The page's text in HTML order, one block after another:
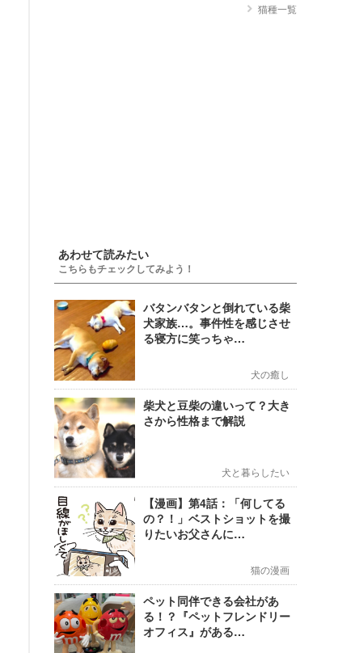
猫種一覧
あわせて読みたい
こちらもチェックしてみよう！
バタンバタンと倒れている柴
犬家族…。事件性を感じさせ
る寝方に笑っちゃ…
犬の癒し
柴犬と豆柴の違いって？大き
さから性格まで解説
犬と暮らしたい
【漫画】第4話：「何してる
の？！」ベストショットを撮
りたいお父さんに…
猫の漫画
ペット同伴できる会社があ
る！？『ペットフレンドリー
オフィス』がある…